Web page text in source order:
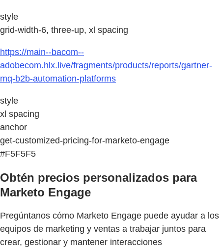
style
grid-width-6, three-up, xl spacing
https://main--bacom--
adobecom.hlx.live/fragments/products/reports/gartner-
mq-b2b-automation-platforms
style
xl spacing
anchor
get-customized-pricing-for-marketo-engage
#F5F5F5
Obtén precios personalizados para
Marketo Engage
Pregúntanos cómo Marketo Engage puede ayudar a los
equipos de marketing y ventas a trabajar juntos para
crear, gestionar y mantener interacciones